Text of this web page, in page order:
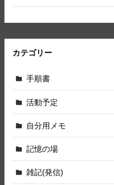
カテゴリー
手順書
活動予定
自分用メモ
記憶の場
雑記(発信)